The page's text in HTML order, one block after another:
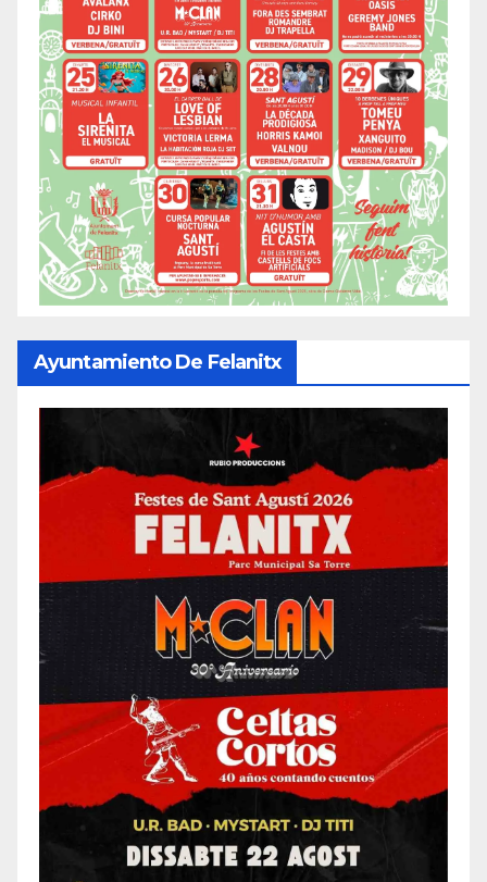
Ayuntamiento De Felanitx